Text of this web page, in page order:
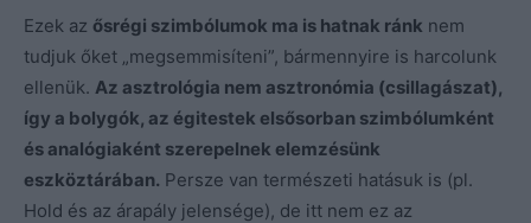
Ezek az ősrégi szimbólumok ma is hatnak ránk nem
tudjuk őket „megsemmisíteni”, bármennyire is harcolunk
ellenük. Az asztrológia nem asztronómia (csillagászat),
így a bolygók, az égitestek elsősorban szimbólumként
és analógiaként szerepelnek elemzésünk
eszköztárában. Persze van természeti hatásuk is (pl.
Hold és az árapály jelensége), de itt nem ez az